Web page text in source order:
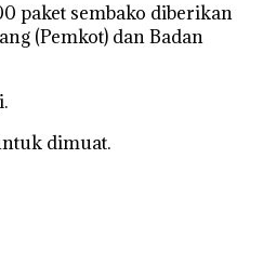
paket sembako diberikan
(Pemkot) dan Badan
dimuat.